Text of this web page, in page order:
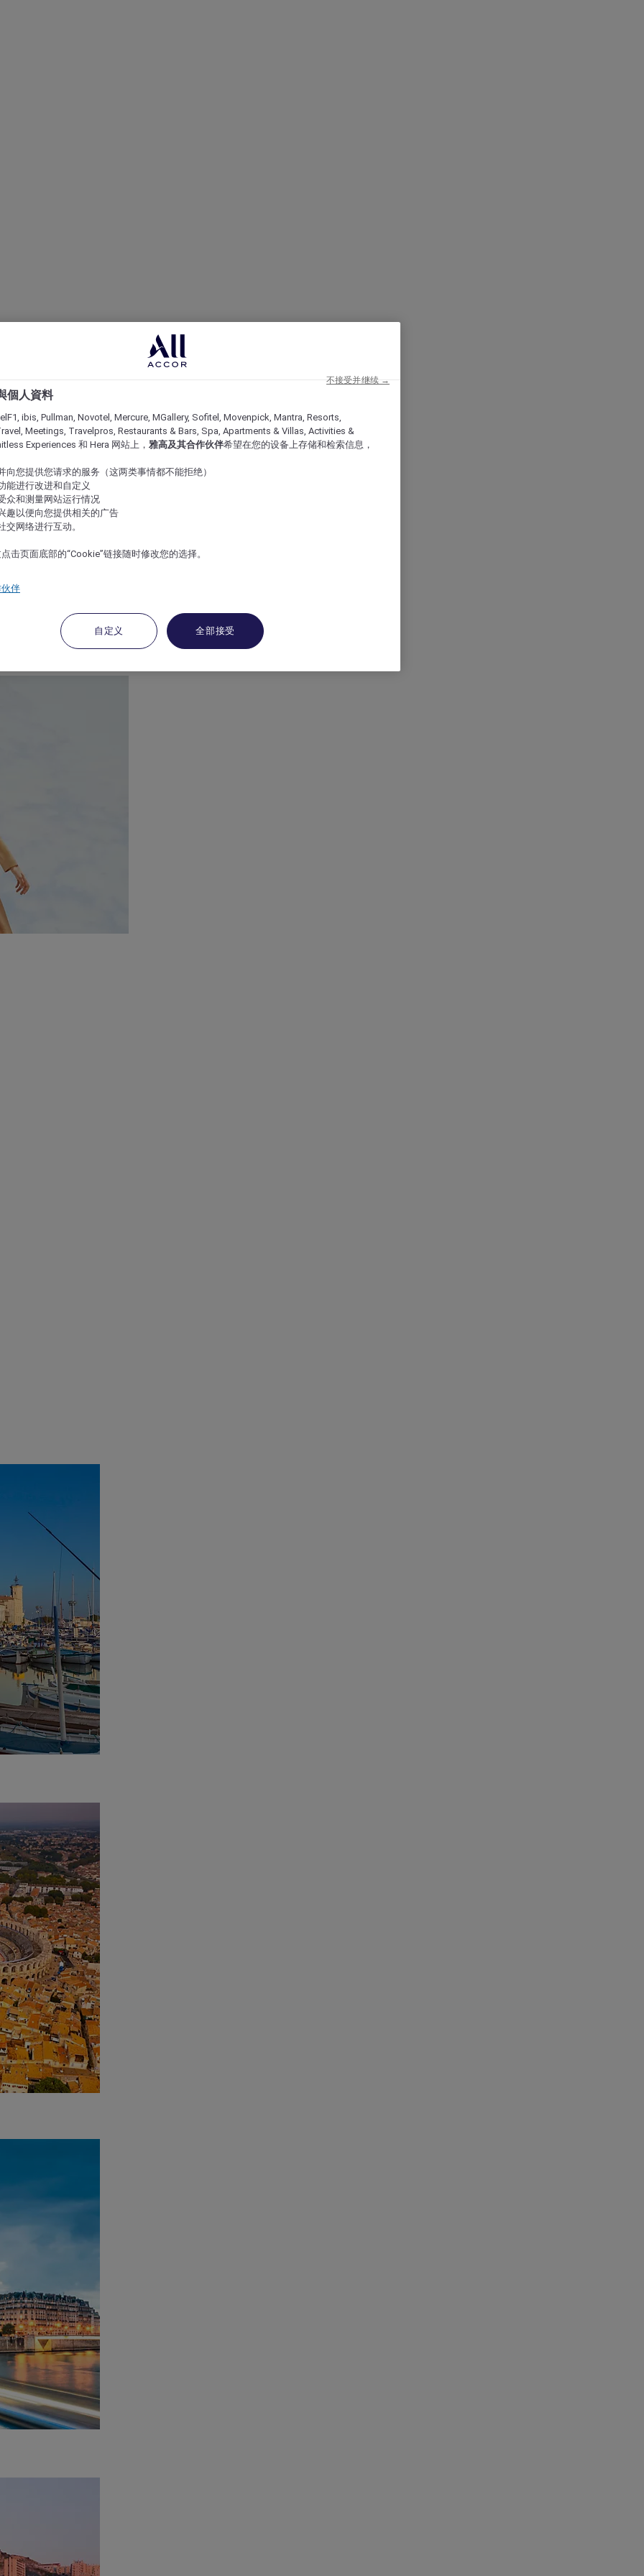
個人資料
ibis, Pullman, Novotel, Mercure, MGallery, Sofitel, Movenpick, Mantra, Resorts,
Meetings, Travelpros, Restaurants & Bars, Spa, Apartments & Villas, Activities &
Experiences 和 Hera 网站上， 雅高及其合作伙伴希望在您的设备上存储和检索信息，
向您提供您请求的服务（这两类事情都不能拒绝）
能进行改进和自定义
众和测量网站运行情况
趣以便向您提供相关的广告
交网络进行互动。
击页面底部的“Cookie”链接随时修改您的选择。
伴
自定义 全部接受
不接受并继续 →